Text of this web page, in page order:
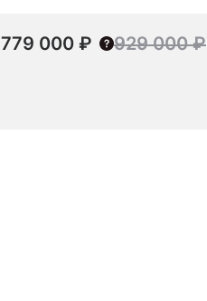
779 000 ₽ 929 000 ₽